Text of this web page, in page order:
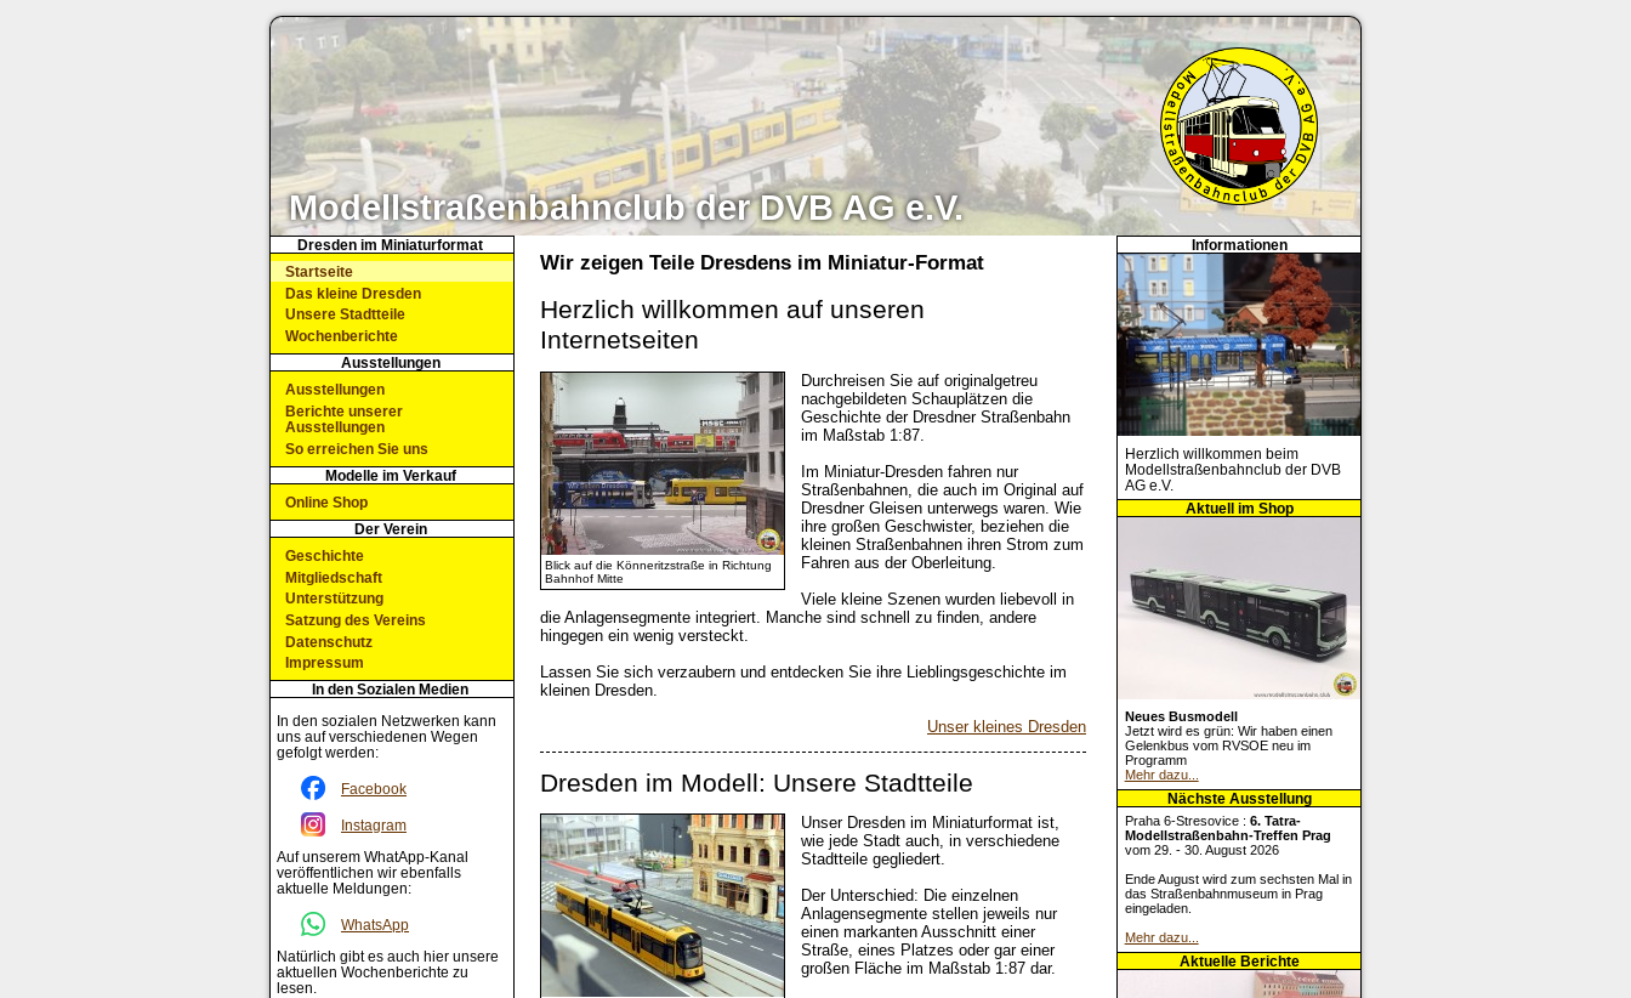
Modellstraßenbahnclub der DVB AG e.V.
Informationen
Herzlich willkommen beim
Modellstraßenbahnclub der DVB
AG e.V.
Aktuell im Shop
Neues Busmodell
Jetzt wird es grün: Wir haben einen
Gelenkbus vom RVSOE neu im
Programm
Mehr dazu...
Nächste Ausstellung
Praha 6-Stresovice : 6. Tatra-
Modellstraßenbahn-Treffen Prag
vom 29. - 30. August 2026
Ende August wird zum sechsten Mal in
das Straßenbahnmuseum in Prag
eingeladen.
Mehr dazu...
Aktuelle Berichte
Wir zeigen Teile Dresdens im Miniatur-Format
Herzlich willkommen auf unseren
Internetseiten
Blick auf die Könneritzstraße in Richtung
Bahnhof Mitte
Durchreisen Sie auf originalgetreu
nachgebildeten Schauplätzen die
Geschichte der Dresdner Straßenbahn
im Maßstab 1:87.
Im Miniatur-Dresden fahren nur
Straßenbahnen, die auch im Original auf
Dresdner Gleisen unterwegs waren. Wie
ihre großen Geschwister, beziehen die
kleinen Straßenbahnen ihren Strom zum
Fahren aus der Oberleitung.
Viele kleine Szenen wurden liebevoll in
die Anlagensegmente integriert. Manche sind schnell zu finden, andere
hingegen ein wenig versteckt.
Lassen Sie sich verzaubern und entdecken Sie ihre Lieblingsgeschichte im
kleinen Dresden.
Unser kleines Dresden
Dresden im Modell: Unsere Stadtteile
Unser Dresden im Miniaturformat ist,
wie jede Stadt auch, in verschiedene
Stadtteile gegliedert.
Der Unterschied: Die einzelnen
Anlagensegmente stellen jeweils nur
einen markanten Ausschnitt einer
Straße, eines Platzes oder gar einer
großen Fläche im Maßstab 1:87 dar.
Dresden im Miniaturformat
Startseite
Das kleine Dresden
Unsere Stadtteile
Wochenberichte
Ausstellungen
Ausstellungen
Berichte unserer
Ausstellungen
So erreichen Sie uns
Modelle im Verkauf
Online Shop
Der Verein
Geschichte
Mitgliedschaft
Unterstützung
Satzung des Vereins
Datenschutz
Impressum
In den Sozialen Medien
In den sozialen Netzwerken kann
uns auf verschiedenen Wegen
gefolgt werden:
Facebook
Instagram
Auf unserem WhatApp-Kanal
veröffentlichen wir ebenfalls
aktuelle Meldungen:
WhatsApp
Natürlich gibt es auch hier unsere
aktuellen Wochenberichte zu
lesen.